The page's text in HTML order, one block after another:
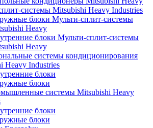
системы Mitsubishi Heavy Industries
блоки Мульти-сплит-системы
Heavy
блоки Мульти-сплит-системы
Heavy
системы кондиционирования
Heavy Industries
блоки
блоки
системы Mitsubishi Heavy
блоки
блоки